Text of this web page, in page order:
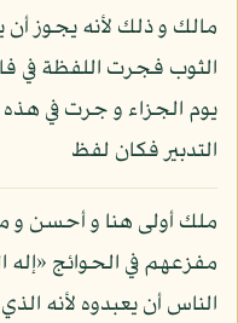
مالك و ذلك لأنه يجوز
الثوب فجرت اللفظة في
يوم الجزاء و جرت في
التدبير فكان لفظ
ملك أولى هنا و أحسن و
مفزعهم في الحوائج
الناس أن يعبدوه لأنه